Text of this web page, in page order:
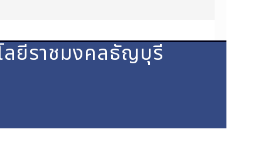
ลยีราชมงคลธัญบุรี